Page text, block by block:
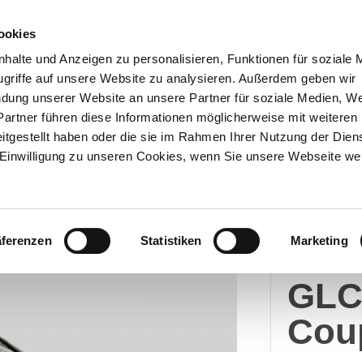
und Anzeigen zu personalisieren, Funktionen für soziale
auf unsere Website zu analysieren. Außerdem geben wir
unserer Website an unsere Partner für soziale Medien,
führen diese Informationen möglicherweise mit weiteren
haben oder die sie im Rahmen Ihrer Nutzung der
zu unseren Cookies, wenn Sie unsere Webseite
Statistiken Marketing
Onlineshop